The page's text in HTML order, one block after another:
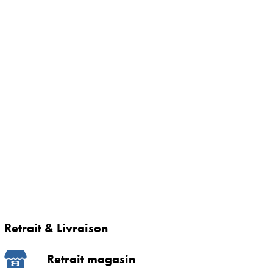
Retrait & Livraison
Retrait magasin